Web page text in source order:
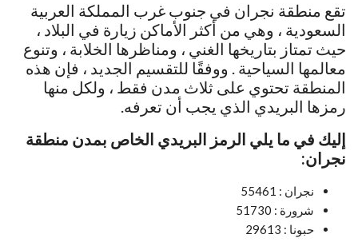
تقع منطقة نجران في جنوب غرب المملكة العربية
السعودية ، وهي من أكثر الأماكن زيارة في البلاد ،
حيث تمتاز بتاريخها الغني ، ومناظرها الخلابة ، وتنوع
معالمها السياحية . ووفقًا للتقسيم الجديد ، فإن هذه
المنطقة تحتوي على ثلاث مدن فقط ، ولكل منها
رمزها البريدي الذي يجب أن تعرفه.
إليك في ما يلي الرمز البريدي الخاص بمدن منطقة
نجران:
نجران : 55461
شرورة : 51730
حبونا : 29613